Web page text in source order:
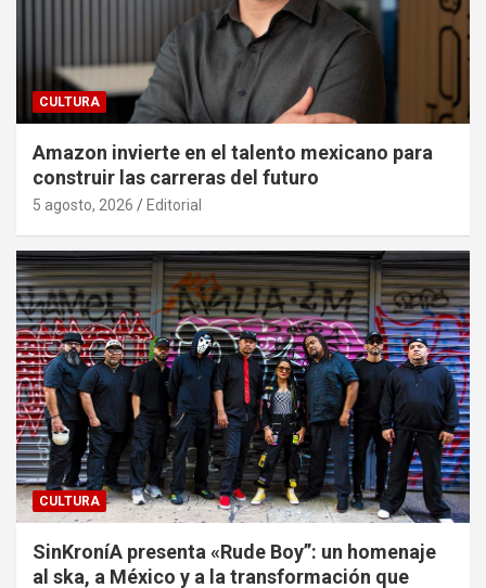
CULTURA
Amazon invierte en el talento mexicano para
construir las carreras del futuro
5 agosto, 2026 Editorial
CULTURA
SinKroníA presenta «Rude Boy”: un homenaje
al ska, a México y a la transformación que